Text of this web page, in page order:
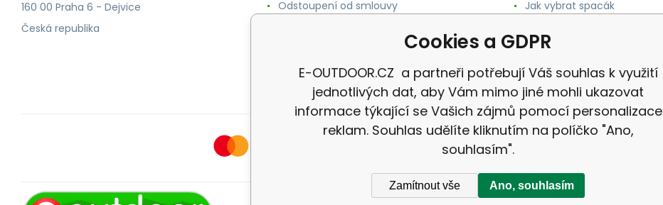
160 00 Praha 6 - Dejvice
Česká republika
Odstoupení od smlouvy
Ochrana osobních údajů
Jak vybrat spacák
Jak vybrat karimatku
Reklamace
Cookies a GDPR
E-OUTDOOR.CZ a partneři potřebují Váš souhlas k využití
jednotlivých dat, aby Vám mimo jiné mohli ukazovat
informace týkající se Vašich zájmů pomocí personalizace
reklam. Souhlas udělíte kliknutím na políčko "Ano,
souhlasím".
Zamítnout vše Ano, souhlasím